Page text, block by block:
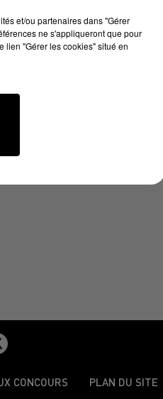
CONCOURS PLAN DU SITE
et/ou partenaires dans "Gérer
ne s'appliqueront que pour
lien "Gérer les cookies" situé en